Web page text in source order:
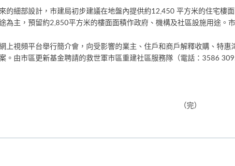
的細部設計，市建局初步建議在地盤內提供約12,450 平方米的住宅樓
為主，預留約2,850平方米的樓面面積作政府、機構及社區設施用途。
上視頻平台舉行簡介會，向受影響的業主、住戶和商戶解釋收購、特
。由市區更新基金聘請的救世軍市區重建社區服務隊（電話：3586
（完）